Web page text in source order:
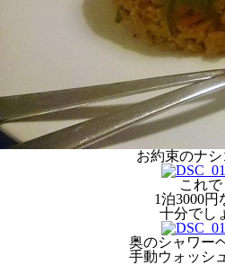
お約束のナ
これで
1泊3000円
十分でし
奥のシャワー
手動ウォッシ